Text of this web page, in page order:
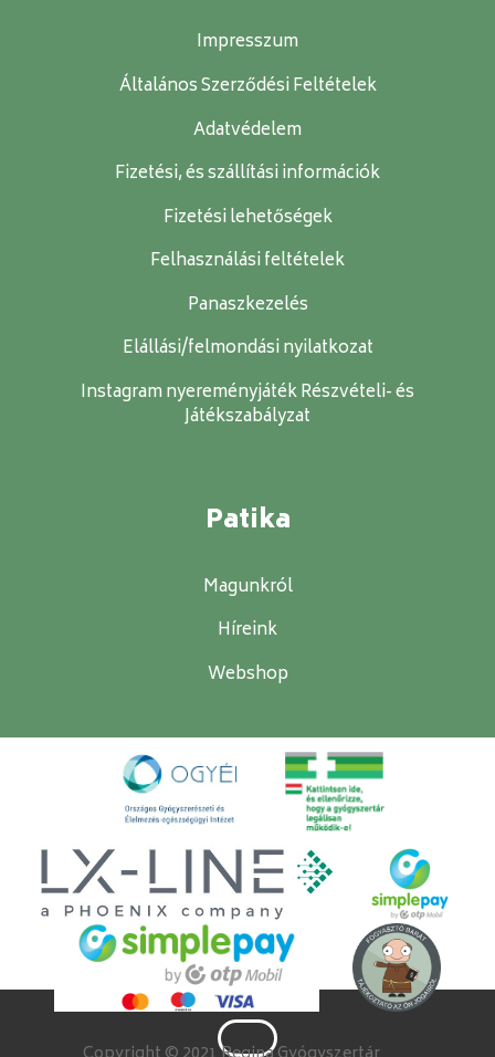
Impresszum
Általános Szerződési Feltételek
Adatvédelem
Fizetési, és szállítási információk
Fizetési lehetőségek
Felhasználási feltételek
Panaszkezelés
Elállási/felmondási nyilatkozat
Instagram nyereményjáték Részvételi- és
Játékszabályzat
Patika
Magunkról
Híreink
Webshop